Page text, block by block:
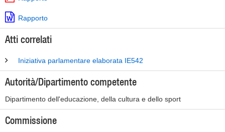
Rapporto
Atti correlati
Iniziativa parlamentare elaborata IE542
Autorità/Dipartimento competente
Dipartimento dell'educazione, della cultura e dello sport
Commissione